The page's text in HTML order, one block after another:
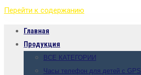
Перейти к содержанию
Главная
Продукция
ВСЕ КАТЕГОРИИ
Часы телефон для детей с GPS